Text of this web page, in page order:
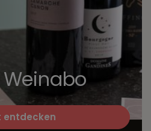
entdecken